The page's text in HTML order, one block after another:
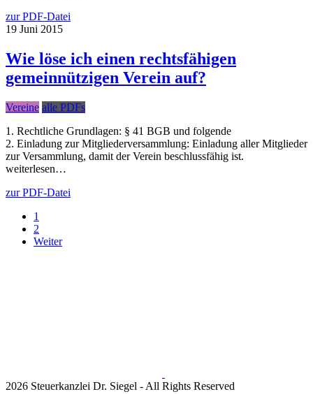
zur PDF-Datei
19 Juni 2015
Wie löse ich einen rechtsfähigen
gemeinnützigen Verein auf?
Vereine alle PDFs
1. Rechtliche Grundlagen: § 41 BGB und folgende
2. Einladung zur Mitgliederversammlung: Einladung aller Mitglieder
zur Versammlung, damit der Verein beschlussfähig ist.
weiterlesen…
zur PDF-Datei
1
2
Weiter
2026 Steuerkanzlei Dr. Siegel - All Rights Reserved